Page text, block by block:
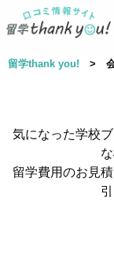
留学thank you! > 会
気になった学校
留学費用のお見